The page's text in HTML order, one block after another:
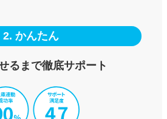
2. かんたん
るまで徹底サポート